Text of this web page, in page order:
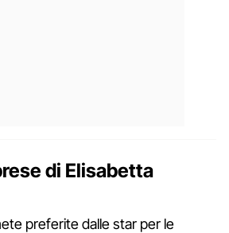
di Elisabetta
preferite dalle star per le